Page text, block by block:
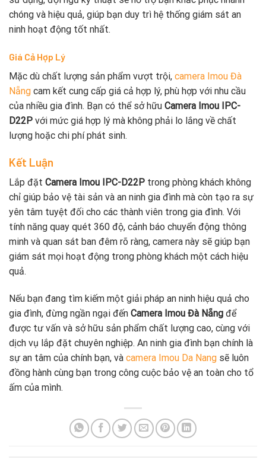
chóng và hiệu quả, giúp bạn duy trì hệ thống giám sát an
ninh hoạt động tốt nhất.
Giá Cả Hợp Lý
Mặc dù chất lượng sản phẩm vượt trội, camera Imou Đà
Nẵng cam kết cung cấp giá cả hợp lý, phù hợp với nhu cầu
của nhiều gia đình. Bạn có thể sở hữu Camera Imou IPC-
D22P với mức giá hợp lý mà không phải lo lắng về chất
lượng hoặc chi phí phát sinh.
Kết Luận
Lắp đặt Camera Imou IPC-D22P trong phòng khách không
chỉ giúp bảo vệ tài sản và an ninh gia đình mà còn tạo ra sự
yên tâm tuyệt đối cho các thành viên trong gia đình. Với
tính năng quay quét 360 độ, cảnh báo chuyển động thông
minh và quan sát ban đêm rõ ràng, camera này sẽ giúp bạn
giám sát mọi hoạt động trong phòng khách một cách hiệu
quả.
Nếu bạn đang tìm kiếm một giải pháp an ninh hiệu quả cho
gia đình, đừng ngần ngại đến Camera Imou Đà Nẵng để
được tư vấn và sở hữu sản phẩm chất lượng cao, cùng với
dịch vụ lắp đặt chuyên nghiệp. An ninh gia đình bạn chính là
sự an tâm của chính bạn, và camera Imou Da Nang sẽ luôn
đồng hành cùng bạn trong công cuộc bảo vệ an toàn cho tổ
ấm của mình.